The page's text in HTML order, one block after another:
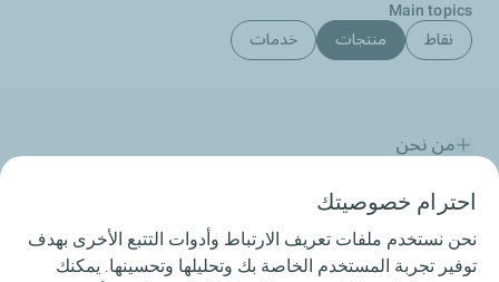
Main topics
نقاط منتجات خدمات
من نحن
الأفراد
الأعمال
احترام خصوصيتك
نحن نستخدم ملفات تعريف الارتباط وأدوات التتبع الأخرى بهدف
توفير تجربة المستخدم الخاصة بك وتحليلها وتحسينها. يمكنك